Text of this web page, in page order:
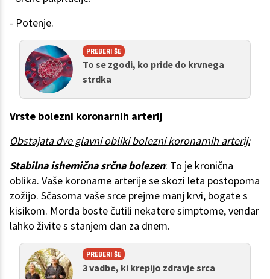
- Potenje.
PREBERI ŠE
To se zgodi, ko pride do krvnega
strdka
Vrste bolezni koronarnih arterij
Obstajata dve glavni obliki bolezni koronarnih arterij:
Stabilna ishemična srčna bolezen: To je kronična
oblika. Vaše koronarne arterije se skozi leta postopoma
zožijo. Sčasoma vaše srce prejme manj krvi, bogate s
kisikom. Morda boste čutili nekatere simptome, vendar
lahko živite s stanjem dan za dnem.
PREBERI ŠE
3 vadbe, ki krepijo zdravje srca